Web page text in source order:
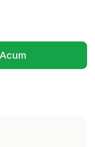
într-o filă